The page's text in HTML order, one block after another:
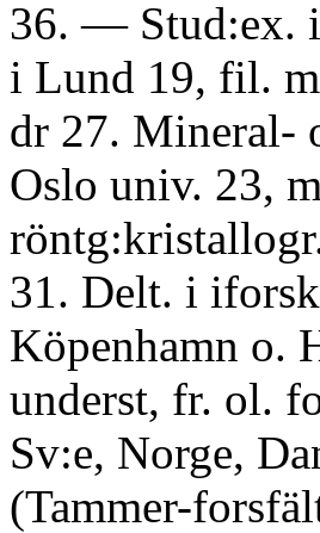
36. — Stud:ex.
i Lund 19, fil.
dr 27. Mineral-
Oslo univ. 23,
31. Delt. i
Köpenhamn o.
underst, fr. ol.
Sv:e, Norge,
(Tammer-